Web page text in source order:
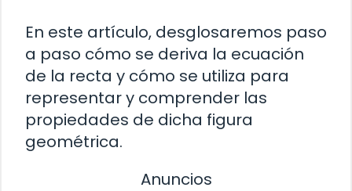
En este artículo, desglosaremos paso
a paso cómo se deriva la ecuación
de la recta y cómo se utiliza para
representar y comprender las
propiedades de dicha figura
geométrica.
Anuncios